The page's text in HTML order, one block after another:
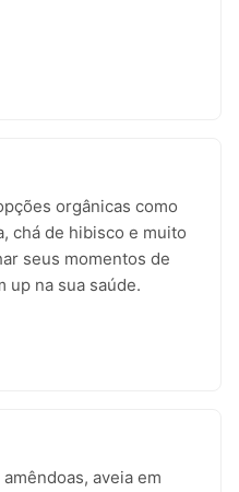
orgânicas como
chá de hibisco e muito
seus momentos de
up na sua saúde.
aveia em